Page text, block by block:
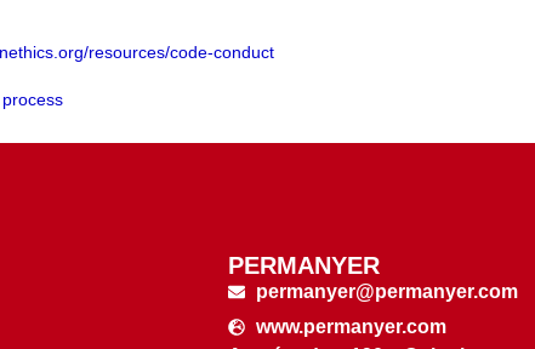
resources/code-conduct
PERMANYER
permanyer@permanyer.com
www.permanyer.com